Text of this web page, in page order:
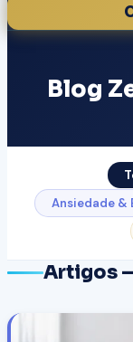
Blog
Ansiedade &
Artigos